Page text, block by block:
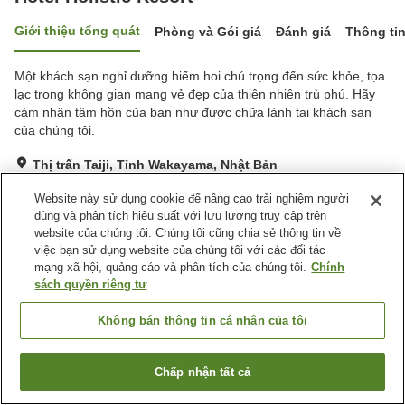
Giới thiệu tổng quát Phòng và Gói giá Đánh giá Thông
Một khách sạn nghỉ dưỡng hiếm hoi chú trọng đến sức khỏe, tọa
lạc trong không gian mang vẻ đẹp của thiên nhiên trù phú. Hãy
cảm nhận tâm hồn của bạn như được chữa lành tại khách sạn
của chúng tôi.
Thị trấn Taiji, Tỉnh Wakayama, Nhật Bản
Tuyệt vời Đánh giá:40lượt
Tiện nghi chỗ nghỉ
Bãi đỗ xe
Trang chủ Nhật Bản Tỉnh Wakayama
Thị trấn Taiji
Tìm phòng trống
Website này sử dụng cookie để nâng cao trải nghiệm người
dùng và phân tích hiệu suất với lưu lượng truy cập trên
website của chúng tôi. Chúng tôi cũng chia sẻ thông tin về
việc bạn sử dụng website của chúng tôi với các đối tác
mạng xã hội, quảng cáo và phân tích của chúng tôi. Chính
sách quyền riêng tư
Không bán thông tin cá nhân của tôi
Chấp nhận tất cả